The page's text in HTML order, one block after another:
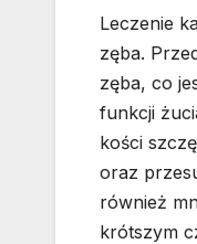
Leczenie
zęba.
zęba, co
funkcji
kości
oraz
również
krótszym